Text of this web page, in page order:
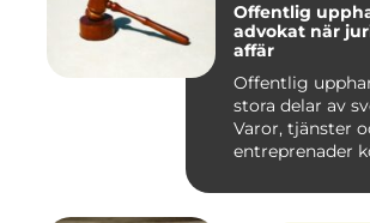
Offentlig
advokat när juridik möter
affär
Offentlig
stora delar av
Varor, tjänster
entreprenader